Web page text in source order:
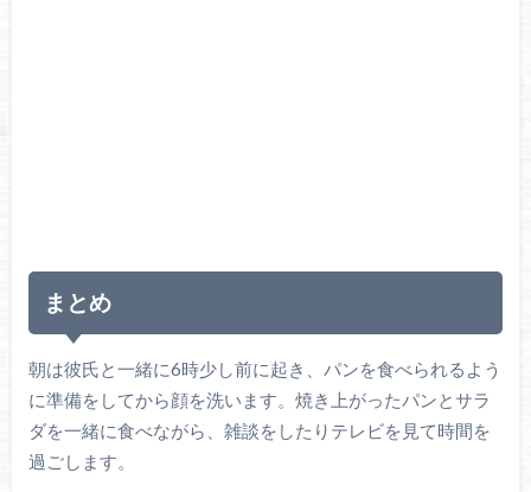
まとめ
朝は彼氏と一緒に6時少し前に起き、パンを食べられるよう
に準備をしてから顔を洗います。焼き上がったパンとサラ
ダを一緒に食べながら、雑談をしたりテレビを見て時間を
過ごします。